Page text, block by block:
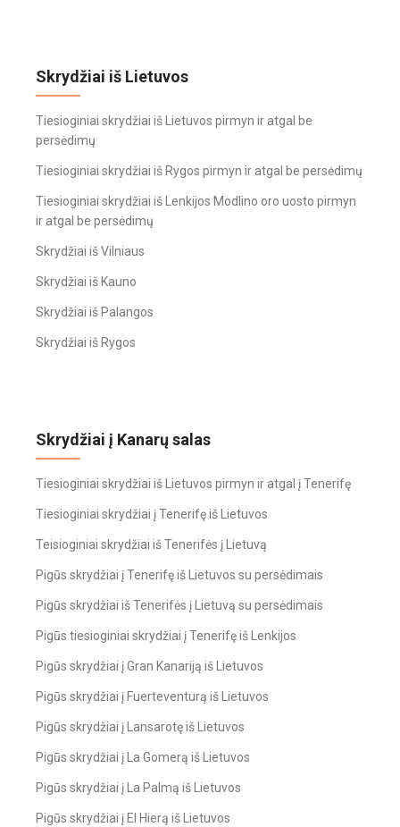
Skrydžiai iš Lietuvos
Tiesioginiai skrydžiai iš Lietuvos pirmyn ir atgal be
persėdimų
Tiesioginiai skrydžiai iš Rygos pirmyn ir atgal be persėdimų
Tiesioginiai skrydžiai iš Lenkijos Modlino oro uosto pirmyn
ir atgal be persėdimų
Skrydžiai iš Vilniaus
Skrydžiai iš Kauno
Skrydžiai iš Palangos
Skrydžiai iš Rygos
Skrydžiai į Kanarų salas
Tiesioginiai skrydžiai iš Lietuvos pirmyn ir atgal į Tenerifę
Tiesioginiai skrydžiai į Tenerifę iš Lietuvos
Teisioginiai skrydžiai iš Tenerifės į Lietuvą
Pigūs skrydžiai į Tenerifę iš Lietuvos su persėdimais
Pigūs skrydžiai iš Tenerifės į Lietuvą su persėdimais
Pigūs tiesioginiai skrydžiai į Tenerifę iš Lenkijos
Pigūs skrydžiai į Gran Kanariją iš Lietuvos
Pigūs skrydžiai į Fuerteventurą iš Lietuvos
Pigūs skrydžiai į Lansarotę iš Lietuvos
Pigūs skrydžiai į La Gomerą iš Lietuvos
Pigūs skrydžiai į La Palmą iš Lietuvos
Pigūs skrydžiai į El Hierą iš Lietuvos